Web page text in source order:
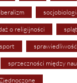
o religijności
sport sprawiedliwość
sprzeczności między